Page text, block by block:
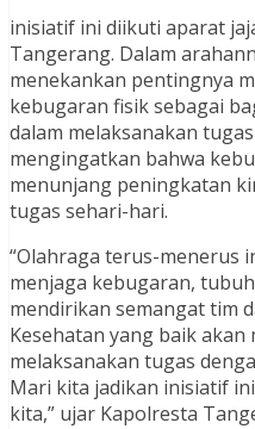
inisiatif ini diikuti aparat
Tangerang. Dalam
menekankan pentingnya
kebugaran fisik sebagai
dalam melaksanakan
mengingatkan bahwa
menunjang peningkatan
tugas sehari-hari.
“Olahraga terus-menerus
menjaga kebugaran,
mendirikan semangat tim
Kesehatan yang baik
melaksanakan tugas
Mari kita jadikan inisiatif
kita,” ujar Kapolresta